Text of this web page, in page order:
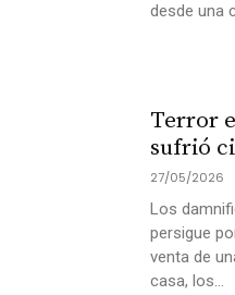
desde una
Terror
sufrió
27/05/2026
Los
persigue
venta de
casa, los...